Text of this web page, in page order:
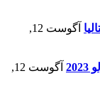
آگوست 12,
آگوست 12,